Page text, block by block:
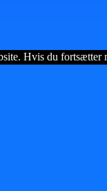
Hvis du fortsætter